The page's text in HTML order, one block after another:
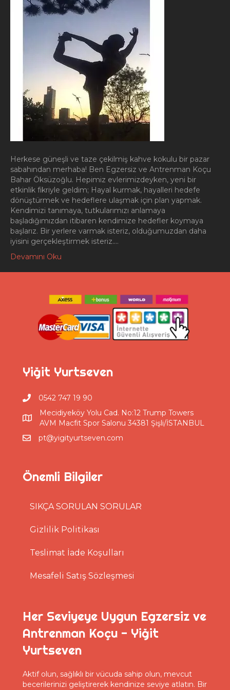
Herkese güneşli ve taze çekilmiş kahve kokulu bir pazar
sabahından merhaba! Ben Egzersiz ve Antrenman Koçu
Bahar Öksüzoğlu. Hepimiz evlerimizdeyken, yeni bir
etkinlik fikriyle geldim; Hayal kurmak, hayalleri hedefe
dönüştürmek ve hedeflere ulaşmak için plan yapmak.
Kendimizi tanımaya, tutkularımızı anlamaya
başladığımızdan itibaren kendimize hedefler koymaya
başlarız. Bir yerlere varmak isteriz, olduğumuzdan daha
iyisini gerçekleştirmek isteriz.…
Devamını Oku
Yiğit Yurtseven
0542 747 19 90
Mecidiyeköy Yolu Cad. No:12 Trump Towers
AVM Macfit Spor Salonu 34381 Şişli/İSTANBUL
pt@yigityurtseven.com
Önemli Bilgiler
SIKÇA SORULAN SORULAR
Gizlilik Politikası
Teslimat İade Koşulları
Mesafeli Satış Sözleşmesi
Her Seviyeye Uygun Egzersiz ve
Antrenman Koçu - Yiğit
Yurtseven
Aktif olun, sağlıklı bir vücuda sahip olun, mevcut
becerilerinizi geliştirerek kendinize seviye atlatın. Bir